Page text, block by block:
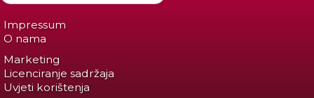
Impressum
O nama
Marketing
Licenciranje sadržaja
Uvjeti korištenja